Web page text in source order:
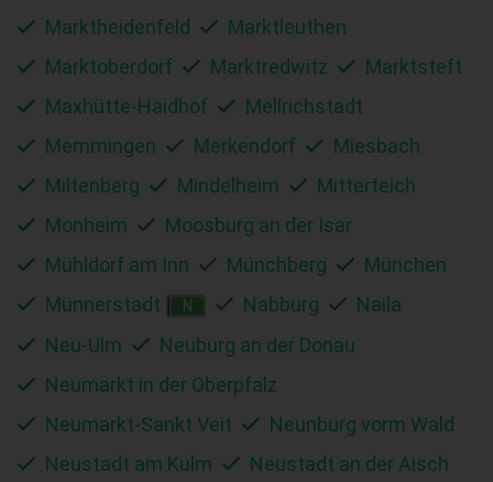
Marktheidenfeld
Marktleuthen
Marktoberdorf
Marktredwitz
Marktsteft
Maxhütte-Haidhof
Mellrichstadt
Memmingen
Merkendorf
Miesbach
Miltenberg
Mindelheim
Mitterteich
Monheim
Moosburg an der Isar
Mühldorf am Inn
Münchberg
München
Münnerstadt
N Nabburg
Naila
Neu-Ulm
Neuburg an der Donau
Neumarkt in der Oberpfalz
Neumarkt-Sankt Veit
Neunburg vorm Wald
Neustadt am Kulm
Neustadt an der Aisch